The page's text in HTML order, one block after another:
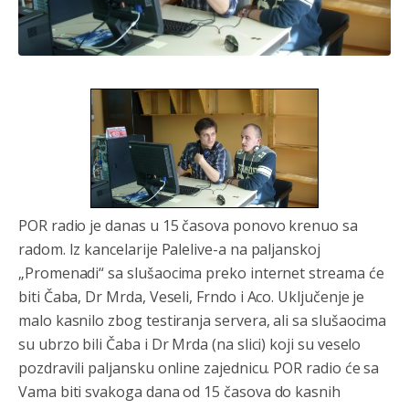
POR radio je danas u 15 časova ponovo krenuo sa
radom. Iz kancelarije Palelive-a na paljanskoj
„Promenadi“ sa slušaocima preko internet streama će
biti Čaba, Dr Mrda, Veseli, Frndo i Aco. Uključenje je
malo kasnilo zbog testiranja servera, ali sa slušaocima
su ubrzo bili Čaba i Dr Mrda (na slici) koji su veselo
pozdravili paljansku online zajednicu. POR radio će sa
Vama biti svakoga dana od 15 časova do kasnih
Анонимно2808202 8/6/2026 1:38
i mi tebi želimo dug život i tešku bolest
Akò se prevede...manji umro nego sto se rodio.
Анонимно2806721 8/6/2026 2:27
Kuniocu ide q u guz...
Анонимно2808843 8/6/2026
reconquista
Анонимно2810587 јуче
11:11
Evo dasak vijetra s Romanije,neko iz publike povika,ma
pusti ih ciganija...pocetkom ovog vjeka,neko rece za
Radovana i Ratka kaki su oni srbi...i poce dalje da
besjedi znam ja dobro sta je bilo u Ag-ci...
Анонимно2810587 јуче 11:13